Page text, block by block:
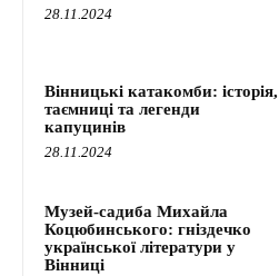
28.11.2024
Вінницькі катакомби: історія,
таємниці та легенди
капуцинів
28.11.2024
Музей-садиба Михайла
Коцюбинського: гніздечко
української літератури у
Вінниці